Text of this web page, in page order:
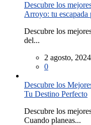
Descubre los
Arroyo: tu escapada
Descubre los
del...
2 agosto, 2024
0
Descubre los
Tu Destino Perfecto
Descubre los
Cuando planeas...